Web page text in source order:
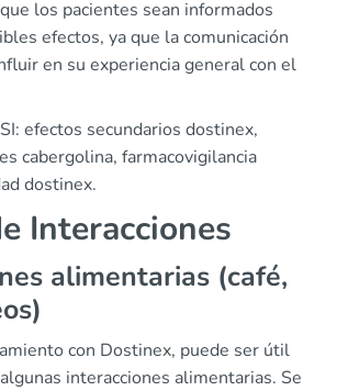
los pacientes sean informados
efectos, ya que la comunicación
en su experiencia general con el
efectos secundarios dostinex,
cabergolina, farmacovigilancia
dostinex.
Interacciones
alimentarias (café,
con Dostinex, puede ser útil
interacciones alimentarias. Se